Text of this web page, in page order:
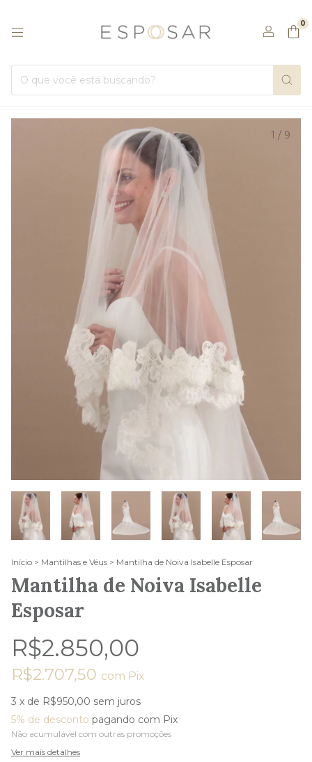
0
1 / 9
Início > Mantilhas e Véus > Mantilha de Noiva Isabelle Esposar
Mantilha de Noiva Isabelle
Esposar
R$2.850,00
R$2.707,50 com Pix
3 x de R$950,00 sem juros
5% de desconto pagando com Pix
Não acumulável com outras promoções
Ver mais detalhes